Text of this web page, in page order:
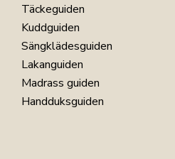
Täckeguiden
Kuddguiden
Sängklädesguiden
Lakanguiden
Madrass guiden
Handduksguiden